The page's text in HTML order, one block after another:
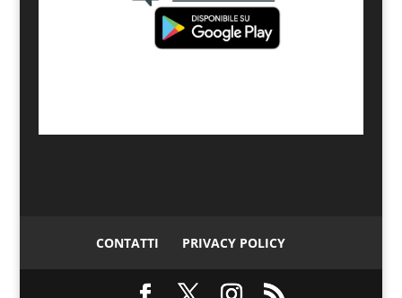
CONTATTI PRIVACY POLICY